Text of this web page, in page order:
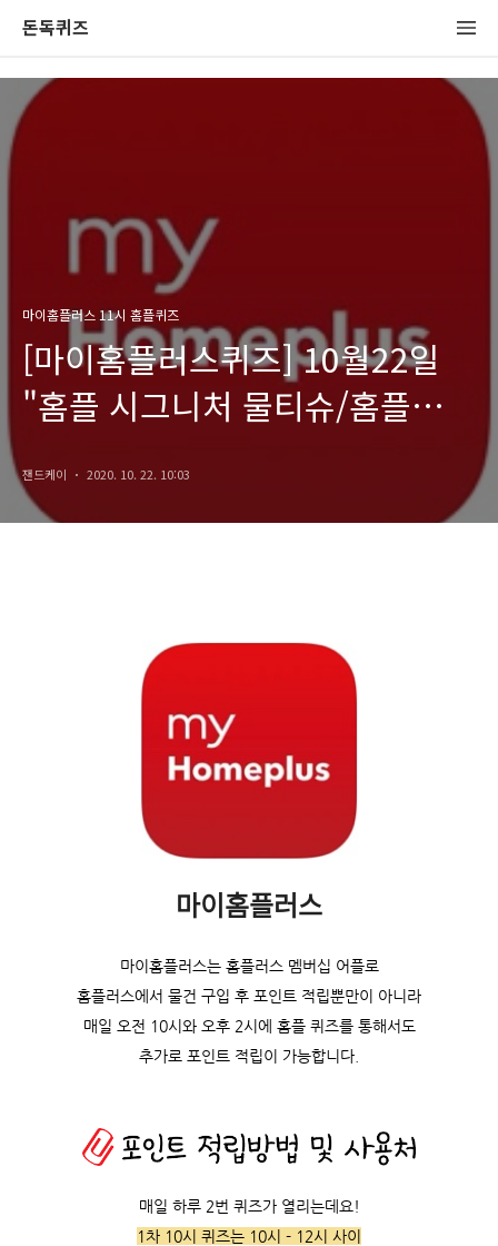
돈독퀴즈
마이홈플러스 11시 홈플퀴즈
[마이홈플러스퀴즈] 10월22일
"홈플 시그니처 물티슈/홈플
잰드케이 2020. 10. 22. 10:03
마이홈플러스
마이홈플러스는 홈플러스 멤버십 어플로
홈플러스에서 물건 구입 후 포인트 적립뿐만이 아니라
매일 오전 10시와 오후 2시에 홈플 퀴즈를 통해서도
추가로 포인트 적립이 가능합니다.
매일 하루 2번 퀴즈가 열리는데요!
1차 10시 퀴즈는 10시 - 12시 사이